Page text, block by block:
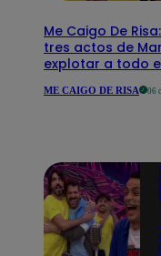
Me Caigo De
tres actos de
explotar a todo
ME CAIGO DE RISA 06